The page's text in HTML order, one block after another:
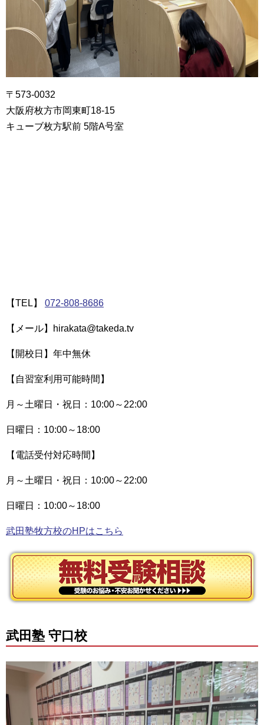
〒573-0032
大阪府枚方市岡東町18-15
キューブ枚方駅前 5階A号室
【TEL】 072-808-8686
【メール】hirakata@takeda.tv
【開校日】年中無休
【自習室利用可能時間】
月～土曜日・祝日：10:00～22:00
日曜日：10:00～18:00
【電話受付対応時間】
月～土曜日・祝日：10:00～22:00
日曜日：10:00～18:00
武田塾牧方校のHPはこちら
武田塾 守口校